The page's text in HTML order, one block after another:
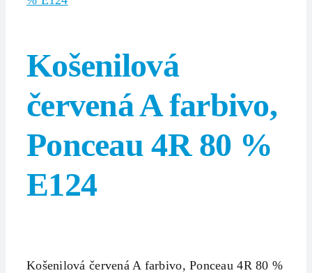
Košenilová
červená A farbivo,
Ponceau 4R 80 %
E124
Košenilová červená A farbivo, Ponceau 4R 80 %